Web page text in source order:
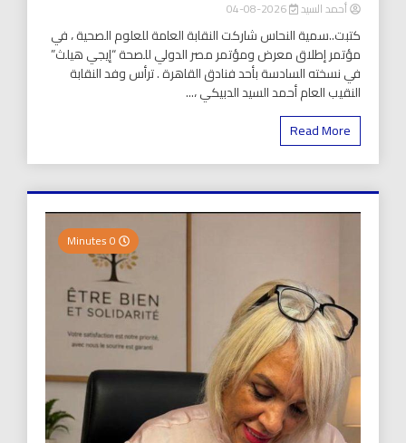
أحمد السيد 2026-08-04
كتبت..سمية النحاس شاركت النقابة العامة للعلوم الصحية ، في
مؤتمر إطلاق معرض ومؤتمر مصر الدولي للصحة “إيجي هيلث”
في نسخته السادسة بأحد فنادق القاهرة . ترأس وفد النقابة
النقيب العام أحمد السيد الدبيكي ،...
Read More